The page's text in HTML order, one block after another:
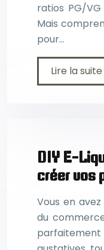
ratios PG/
Mais
pour…
Lire la suite
DIY E-
créer vos
Vous en
du